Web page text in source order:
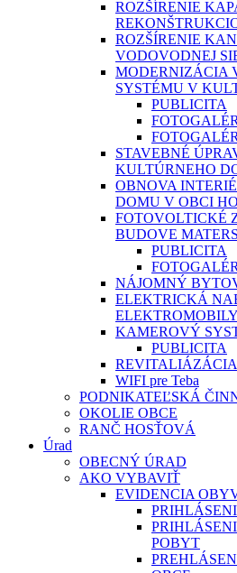
ROZŠÍRENIE
ROZŠÍRENIE
VODOVODNEJ
MODERNIZÁCIA
SYSTÉMU V
PUBLICITA
STAVEBNÉ
KULTÚRNEHO
OBNOVA
DOMU V OBCI
FOTOVOLTICKÉ
BUDOVE
PUBLICITA
NÁJOMNÝ
ELEKTRICKÁ
ELEKTROMOBILY
KAMEROVÝ
PUBLICITA
WIFI pre Teba
PODNIKATEĽSKÁ
OKOLIE OBCE
RANČ HOSŤOVÁ
Úrad
OBECNÝ ÚRAD
AKO VYBAVIŤ
EVIDENCIA
POBYT